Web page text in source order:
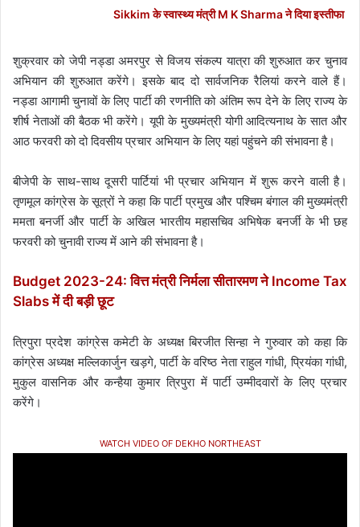
Sikkim के स्वास्थ्य मंत्री M K Sharma ने दिया इस्तीफा
शुक्रवार को जेपी नड्डा अमरपुर से विजय संकल्प यात्रा की शुरुआत कर चुनाव
अभियान की शुरुआत करेंगे। इसके बाद दो सार्वजनिक रैलियां करने वाले हैं।
नड्डा आगामी चुनावों के लिए पार्टी की रणनीति को अंतिम रूप देने के लिए राज्य के
शीर्ष नेताओं की बैठक भी करेंगे। यूपी के मुख्यमंत्री योगी आदित्यनाथ के सात और
आठ फरवरी को दो दिवसीय प्रचार अभियान के लिए यहां पहुंचने की संभावना है।
बीजेपी के साथ-साथ दूसरी पार्टियां भी प्रचार अभियान में शुरू करने वाली है।
तृणमूल कांग्रेस के सूत्रों ने कहा कि पार्टी प्रमुख और पश्चिम बंगाल की मुख्यमंत्री
ममता बनर्जी और पार्टी के अखिल भारतीय महासचिव अभिषेक बनर्जी के भी छह
फरवरी को चुनावी राज्य में आने की संभावना है।
Budget 2023-24: वित्त मंत्री निर्मला सीतारमण ने Income Tax
Slabs में दी बड़ी छूट
त्रिपुरा प्रदेश कांग्रेस कमेटी के अध्यक्ष बिरजीत सिन्हा ने गुरुवार को कहा कि
कांग्रेस अध्यक्ष मल्लिकार्जुन खड़गे, पार्टी के वरिष्ठ नेता राहुल गांधी, प्रियंका गांधी,
मुकुल वासनिक और कन्हैया कुमार त्रिपुरा में पार्टी उम्मीदवारों के लिए प्रचार
करेंगे।
WATCH VIDEO OF DEKHO NORTHEAST